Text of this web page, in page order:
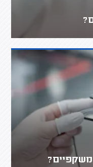
משקפיים?